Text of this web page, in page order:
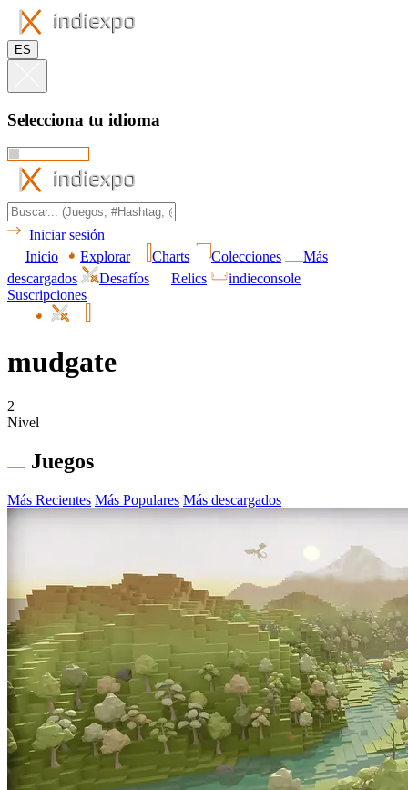
ES
Selecciona tu idioma
Iniciar sesión
Inicio
Explorar Charts Colecciones
Más
descargados
Desafíos Relics
indieconsole
Suscripciones
mudgate
2
Nivel
Juegos
Más Recientes Más Populares Más descargados